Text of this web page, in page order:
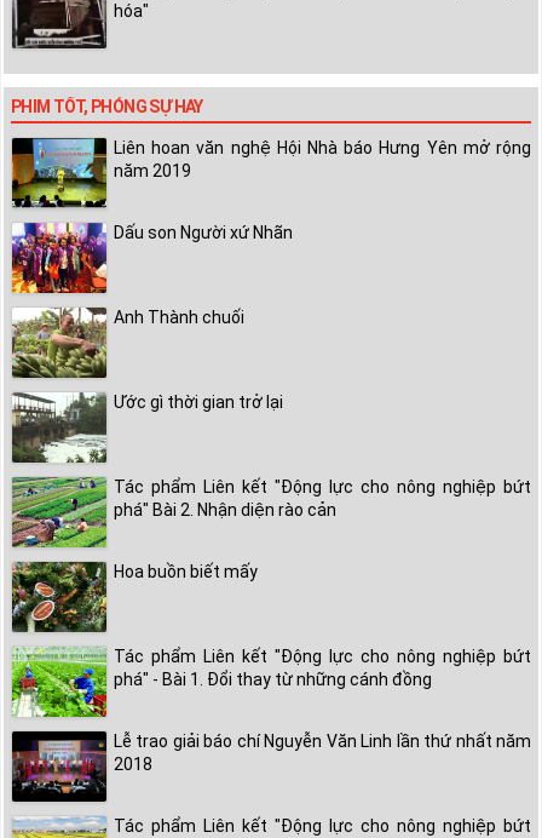
hóa"
PHIM TỐT, PHÓNG SỰ HAY
Liên hoan văn nghệ Hội Nhà báo Hưng Yên mở rộng
năm 2019
Dấu son Người xứ Nhãn
Anh Thành chuối
Ước gì thời gian trở lại
Tác phẩm Liên kết "Động lực cho nông nghiệp bứt
phá" Bài 2. Nhận diện rào cản
Hoa buồn biết mấy
Tác phẩm Liên kết "Động lực cho nông nghiệp bứt
phá" - Bài 1. Đổi thay từ những cánh đồng
Lễ trao giải báo chí Nguyễn Văn Linh lần thứ nhất năm
2018
Tác phẩm Liên kết "Động lực cho nông nghiệp bứt